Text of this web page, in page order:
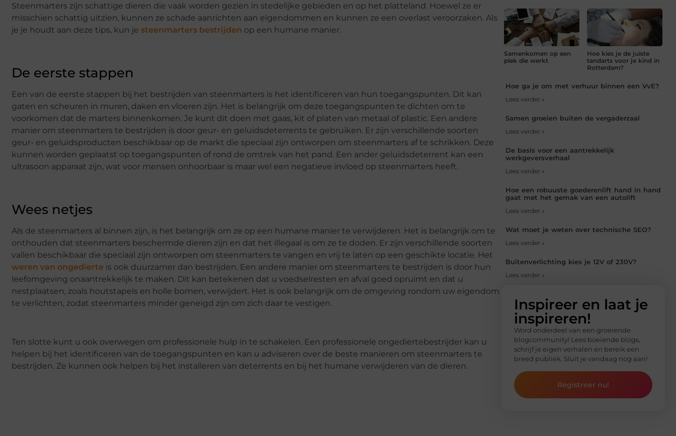
Steenmarters zijn schattige dieren die vaak worden gezien in stedelijke gebieden en op het platteland. Hoewel ze er
misschien schattig uitzien, kunnen ze schade aanrichten aan eigendommen en kunnen ze een overlast veroorzaken. Als
je je houdt aan deze tips, kun je steenmarters bestrijden op een humane manier.
De eerste stappen
Een van de eerste stappen bij het bestrijden van steenmarters is het identificeren van hun toegangspunten. Dit kan
gaten en scheuren in muren, daken en vloeren zijn. Het is belangrijk om deze toegangspunten te dichten om te
voorkomen dat de marters binnenkomen. Je kunt dit doen met gaas, kit of platen van metaal of plastic. Een andere
manier om steenmarters te bestrijden is door geur- en geluidsdeterrents te gebruiken. Er zijn verschillende soorten
geur- en geluidsproducten beschikbaar op de markt die speciaal zijn ontworpen om steenmarters af te schrikken. Deze
kunnen worden geplaatst op toegangspunten of rond de omtrek van het pand. Een ander geluidsdeterrent kan een
ultrasoon apparaat zijn, wat voor mensen onhoorbaar is maar wel een negatieve invloed op steenmarters heeft.
Wees netjes
Als de steenmarters al binnen zijn, is het belangrijk om ze op een humane manier te verwijderen. Het is belangrijk om te
onthouden dat steenmarters beschermde dieren zijn en dat het illegaal is om ze te doden. Er zijn verschillende soorten
vallen beschikbaar die speciaal zijn ontworpen om steenmarters te vangen en vrij te laten op een geschikte locatie. Het
weren van ongedierte is ook duurzamer dan bestrijden. Een andere manier om steenmarters te bestrijden is door hun
leefomgeving onaantrekkelijk te maken. Dit kan betekenen dat u voedselresten en afval goed opruimt en dat u
nestplaatsen, zoals houtstapels en holle bomen, verwijdert. Het is ook belangrijk om de omgeving rondom uw eigendom
te verlichten, zodat steenmarters minder geneigd zijn om zich daar te vestigen.
Ten slotte kunt u ook overwegen om professionele hulp in te schakelen. Een professionele ongediertebestrijder kan u
helpen bij het identificeren van de toegangspunten en kan u adviseren over de beste manieren om steenmarters te
bestrijden. Ze kunnen ook helpen bij het installeren van deterrents en bij het humane verwijderen van de dieren.
Samenkomen op een
plek die werkt
Hoe kies je de juiste
tandarts voor je kind in
Rotterdam?
Hoe ga je om met verhuur binnen een VvE?
Lees verder »
Samen groeien buiten de vergaderzaal
Lees verder »
De basis voor een aantrekkelijk
werkgeversverhaal
Lees verder »
Hoe een robuuste goederenlift hand in hand
gaat met het gemak van een autolift
Lees verder »
Wat moet je weten over technische SEO?
Lees verder »
Buitenverlichting kies je 12V of 230V?
Lees verder »
Inspireer en laat je
inspireren!
Word onderdeel van een groeiende
blogcommunity! Lees boeiende blogs,
schrijf je eigen verhalen en bereik een
breed publiek. Sluit je vandaag nog aan!
Registreer nu!